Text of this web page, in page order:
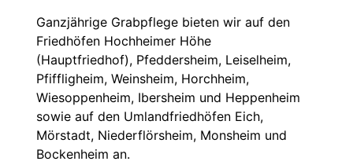
Ganzjährige Grabpflege bieten wir auf den
Friedhöfen Hochheimer Höhe
(Hauptfriedhof), Pfeddersheim, Leiselheim,
Pfiffligheim, Weinsheim, Horchheim,
Wiesoppenheim, Ibersheim und Heppenheim
sowie auf den Umlandfriedhöfen Eich,
Mörstadt, Niederflörsheim, Monsheim und
Bockenheim an.